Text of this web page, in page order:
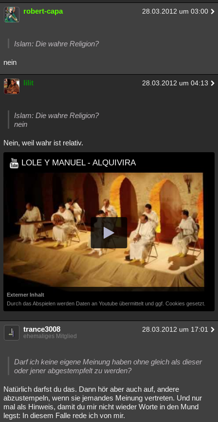
robert-capa 28.03.2012 um 03:00
Islam: Die wahre Religion?
nein
lilit 28.03.2012 um 04:13
Islam: Die wahre Religion?
nein
Nein, weil wahr ist relativ.
LOLE Y MANUEL - ALQUIVIRA
Externer Inhalt
Durch das Abspielen werden Daten an Youtube übermittelt und ggf. Cookies gesetzt.
trance3008 28.03.2012 um 17:01
ehemaliges Mitglied
Darf ich keine eigene Meinung haben ohne gleich als dieser
oder jener abgestempfelt zu werden?
Natürlich darfst du das. Dann hör aber auch auf, andere
abzustempeln, wenn sie jemandes Meinung vertreten. Und nur
mal als Hinweis, damit du mir nicht wieder Worte in den Mund
legst: In diesem Falle rede ich von mir.